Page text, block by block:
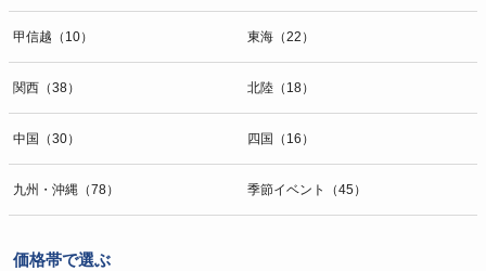
甲信越（10） 東海（22）
関西（38） 北陸（18）
中国（30） 四国（16）
九州・沖縄（78） 季節イベント（45）
価格帯で選ぶ